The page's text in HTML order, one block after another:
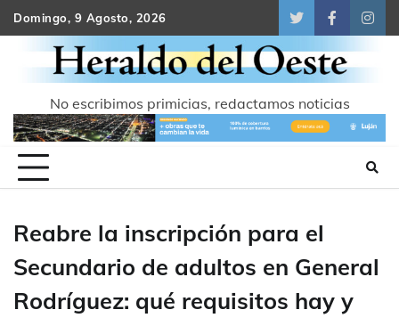
Skip
to
content
Domingo, 9 Agosto, 2026
TwitterFacebook
No escribimos primicias, redactamos noticias
Reabre la inscripción para el
Secundario de adultos en General
Rodríguez: qué requisitos hay y